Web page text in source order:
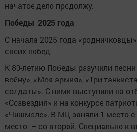
начатое дело продолжу.
Победы 2025 года
С начала 2025 года
своих побед
К 80-летию Победы разучили
войну», «Моя армия», «Три
солдаты». С ними выступили на
«Созвездия» и на конкурсе
«Чишмэле». В МЦ заняли 1 место с
место – со второй. Специально к